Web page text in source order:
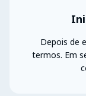
Depois de
termos. Em